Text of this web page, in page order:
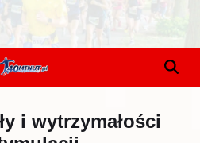
i wytrzymałości